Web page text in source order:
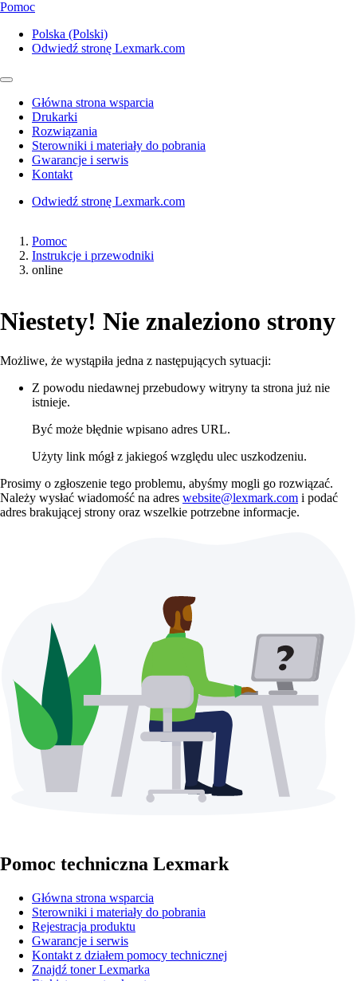
Pomoc
Polska (Polski)
Odwiedź stronę Lexmark.com
Główna strona wsparcia
Drukarki
Rozwiązania
Sterowniki i materiały do pobrania
Gwarancje i serwis
Kontakt
Odwiedź stronę Lexmark.com
Pomoc
Instrukcje i przewodniki
online
Niestety! Nie znaleziono strony
Możliwe, że wystąpiła jedna z następujących sytuacji:
Z powodu niedawnej przebudowy witryny ta strona już nie
istnieje.
Być może błędnie wpisano adres URL.
Użyty link mógł z jakiegoś względu ulec uszkodzeniu.
Prosimy o zgłoszenie tego problemu, abyśmy mogli go rozwiązać.
Należy wysłać wiadomość na adres website@lexmark.com i podać
adres brakującej strony oraz wszelkie potrzebne informacje.
Pomoc techniczna Lexmark
Główna strona wsparcia
Sterowniki i materiały do pobrania
Rejestracja produktu
Gwarancje i serwis
Kontakt z działem pomocy technicznej
Znajdź toner Lexmarka